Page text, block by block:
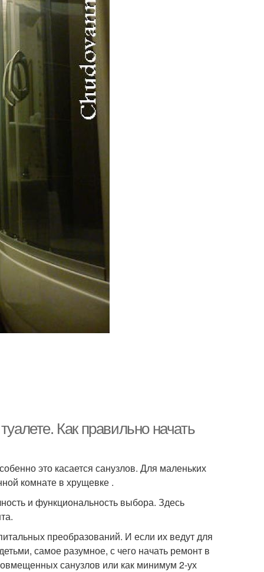
Как правильно начать
это касается санузлов. Для маленьких
комнате в хрущевке .
и функциональность выбора. Здесь
преобразований. И если их ведут для
самое разумное, с чего начать ремонт в
санузлов или как минимум 2-ух